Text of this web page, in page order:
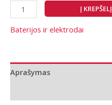
produkto
kiekis:
CardiAngel
PA-
1
elektrodų
Į KREPŠELĮ
Baterijos ir elektrodai
Aprašymas